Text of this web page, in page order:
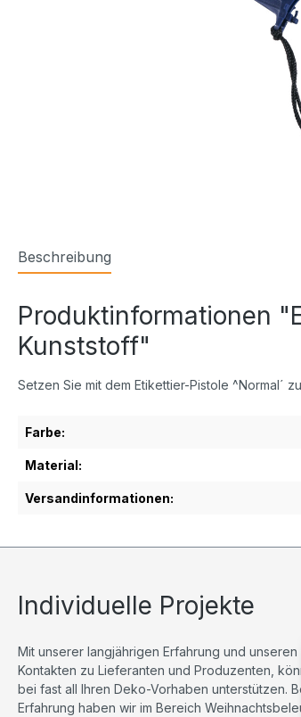
Beschreibung
Produktinformationen
Kunststoff"
Setzen Sie mit dem Etikettier-Pistole ^Normal´
Farbe:
Material:
Versandinformationen:
Individuelle Projekte
Mit unserer langjährigen Erfahrung und
Kontakten zu Lieferanten und Produzenten,
bei fast all Ihren Deko-Vorhaben unterstützen.
Erfahrung haben wir im Bereich